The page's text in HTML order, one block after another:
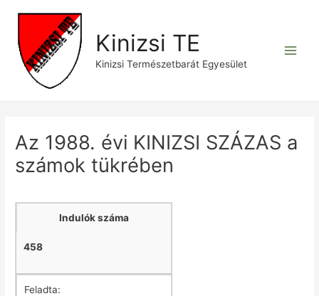
content
Kinizsi TE
Kinizsi Természetbarát Egyesület
Az 1988. évi KINIZSI SZÁZAS a
számok tükrében
Indulók száma
458
Feladta: